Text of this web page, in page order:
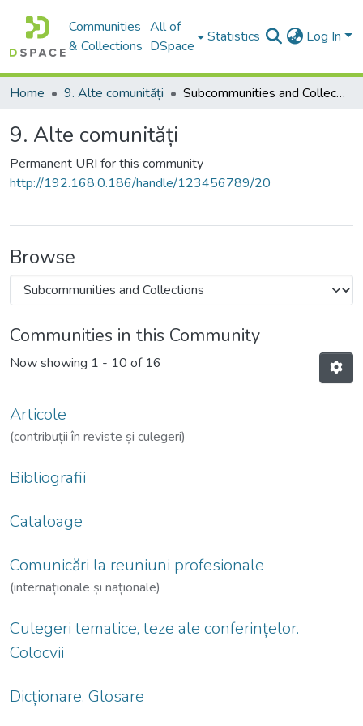
Communities
& Collections
All of
DSpace
Statistics Log In
Home 9. Alte comunități Subcommunities and Collections
9. Alte comunități
Permanent URI for this community
http://192.168.0.186/handle/123456789/20
Browse
Communities in this Community
Now showing 1 - 10 of 16
Articole
(contribuții în reviste și culegeri)
Bibliografii
Cataloage
Comunicări la reuniuni profesionale
(internaționale și naționale)
Culegeri tematice, teze ale conferințelor.
Colocvii
Dicționare. Glosare